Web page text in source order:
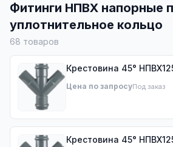
Фитинги НПВХ напорные
уплотнительное кольцо
68 товаров
Крестовина 45°
Цена по запросуПод заказ
Крестовина 45°